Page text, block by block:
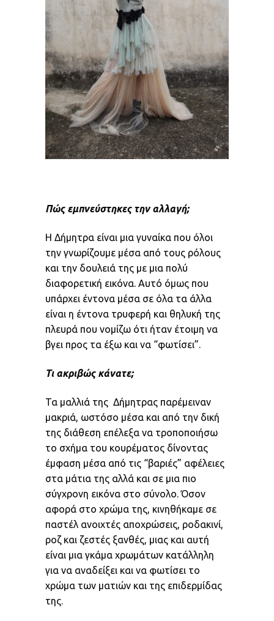
Πώς εμπνεύστηκες την αλλαγή;
Η Δήμητρα είναι μια γυναίκα που όλοι
την γνωρίζουμε μέσα από τους ρόλους
και την δουλειά της με μια πολύ
διαφορετική εικόνα. Αυτό όμως που
υπάρχει έντονα μέσα σε όλα τα άλλα
είναι η έντονα τρυφερή και θηλυκή της
πλευρά που νομίζω ότι ήταν έτοιμη να
βγει προς τα έξω και να “φωτίσει”.
Τι ακριβώς κάνατε;
Τα μαλλιά της Δήμητρας παρέμειναν
μακριά, ωστόσο μέσα και από την δική
της διάθεση επέλεξα να τροποποιήσω
το σχήμα του κουρέματος δίνοντας
έμφαση μέσα από τις “βαριές” αφέλειες
στα μάτια της αλλά και σε μια πιο
σύγχρονη εικόνα στο σύνολο. Όσον
αφορά στο χρώμα της, κινηθήκαμε σε
παστέλ ανοιχτές αποχρώσεις, ροδακινί,
ροζ και ζεστές ξανθές, μιας και αυτή
είναι μια γκάμα χρωμάτων κατάλληλη
για να αναδείξει και να φωτίσει το
χρώμα των ματιών και της επιδερμίδας
της.